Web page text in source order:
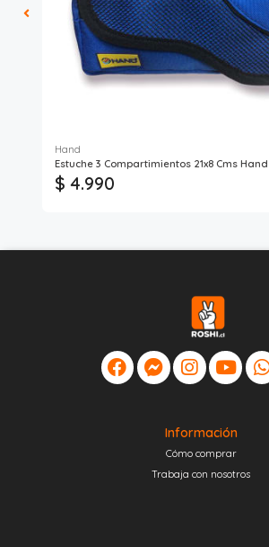
Hand
Estuche 3 Compartimientos 21x8 Cms Hand
$ 4.990
Información
Cómo comprar
Trabaja con nosotros